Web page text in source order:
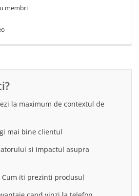
membri
la maximum de contextul de
mai bine clientul
si impactul asupra
Cum iti prezinti produsul